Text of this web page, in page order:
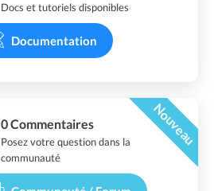
Docs et tutoriels disponibles
Documentation
0 Commentaires Nouveau
Posez votre question dans la
communauté